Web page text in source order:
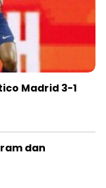
Madrid 3-1
dan